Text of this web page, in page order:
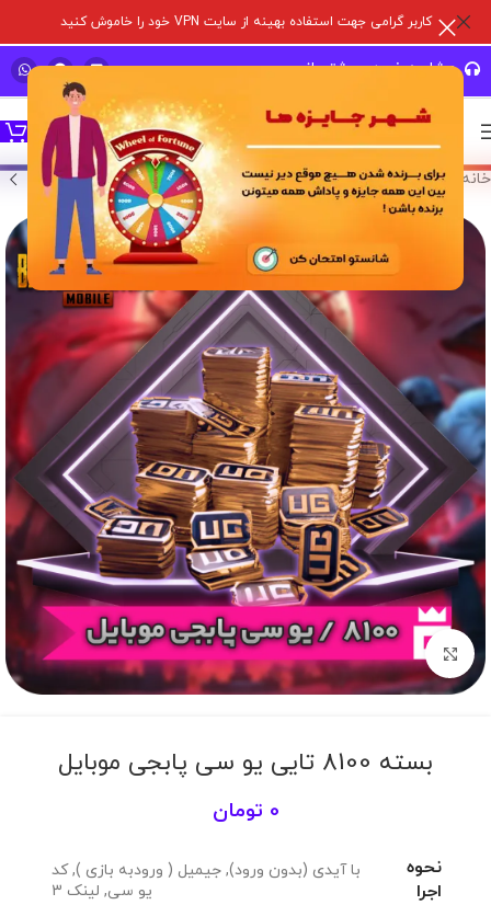
کاربر گرامی جهت استفاده بهینه از سایت VPN خود را خاموش کنید
مشاوره خرید و پشتیبانی سریع
خانه خدمات درون برنامه ای/پابجی موبایل / یو سی
برای بزرگنمایی کلیک کنید
بسته 8100 تایی یو سی پابجی موبایل
0 تومان
نحوه
اجرا
با آیدی (بدون ورود), جیمیل ( ورودبه بازی ),کد
یو سی, لینک 3